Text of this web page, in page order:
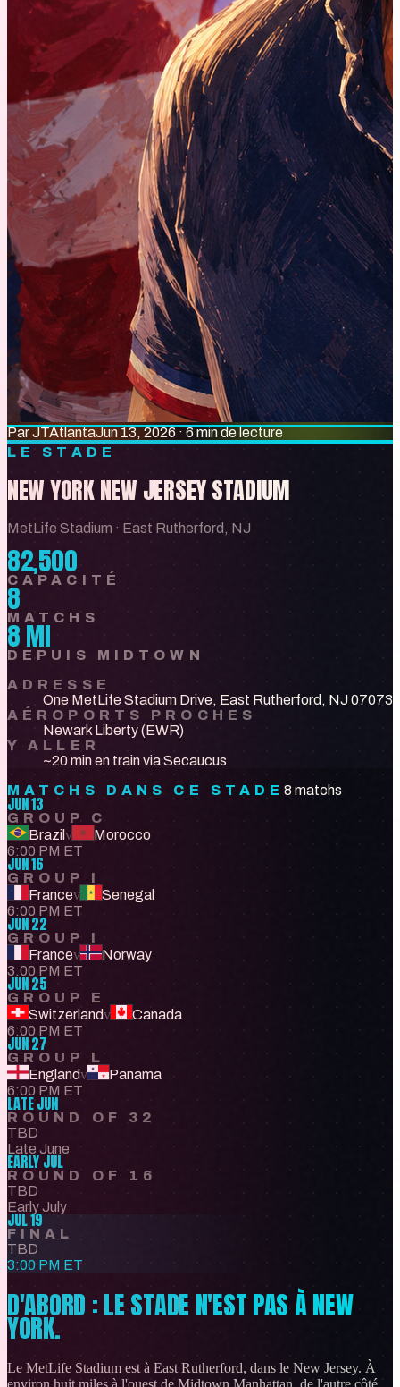
ParJTAtlantaJun 13, 2026 · 6 min de lecture
LE STADE
NEW YORK NEW JERSEY STADIUM
MetLife Stadium · East Rutherford, NJ
82,500
CAPACITÉ
8
MATCHS
8 MI
DEPUIS MIDTOWN
ADRESSE
One MetLife Stadium Drive, East Rutherford, NJ 07073
AÉROPORTS PROCHES
Newark Liberty (EWR)
Y ALLER
~20 min en train via Secaucus
MATCHS DANS CE STADE8 matchs
JUN 13
GROUP C
Brazilv
Morocco
6:00 PM ET
JUN 16
GROUP I
Francev
Senegal
6:00 PM ET
JUN 22
GROUP I
Francev
Norway
3:00 PM ET
JUN 25
GROUP E
Switzerlandv
Canada
6:00 PM ET
JUN 27
GROUP L
Englandv
Panama
6:00 PM ET
LATE JUN
ROUND OF 32
TBD
Late June
EARLY JUL
ROUND OF 16
TBD
Early July
JUL 19
FINAL
TBD
3:00 PM ET
D'ABORD : LE STADE N'EST PAS À NEW
YORK.
Le MetLife Stadium est à East Rutherford, dans le New Jersey. À
environ huit miles à l'ouest de Midtown Manhattan, de l'autre côté